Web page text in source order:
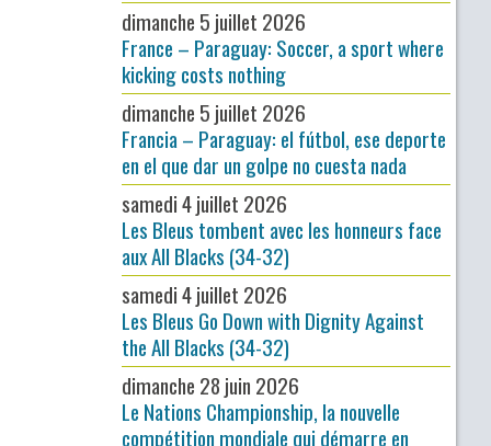
dimanche 5 juillet 2026
France – Paraguay: Soccer, a sport where
kicking costs nothing
dimanche 5 juillet 2026
Francia – Paraguay: el fútbol, ese deporte
en el que dar un golpe no cuesta nada
samedi 4 juillet 2026
Les Bleus tombent avec les honneurs face
aux All Blacks (34-32)
samedi 4 juillet 2026
Les Bleus Go Down with Dignity Against
the All Blacks (34-32)
dimanche 28 juin 2026
Le Nations Championship, la nouvelle
compétition mondiale qui démarre en